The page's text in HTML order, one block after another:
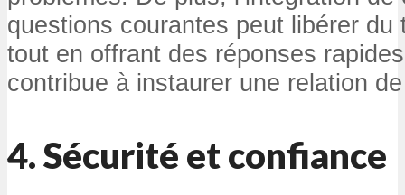
questions courantes peut libérer du
tout en offrant des réponses
contribue à instaurer une relation
4. Sécurité et confiance